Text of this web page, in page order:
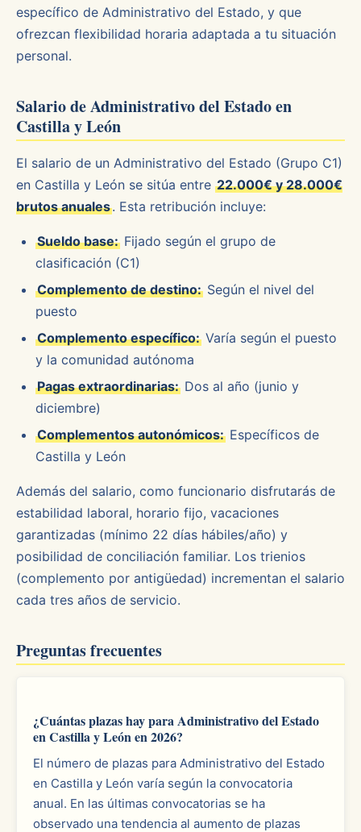
específico de Administrativo del Estado, y que
ofrezcan flexibilidad horaria adaptada a tu situación
personal.
Salario de Administrativo del Estado en
Castilla y León
El salario de un Administrativo del Estado (Grupo C1)
en Castilla y León se sitúa entre 22.000€ y 28.000€
brutos anuales. Esta retribución incluye:
Sueldo base: Fijado según el grupo de
clasificación (C1)
Complemento de destino: Según el nivel del
puesto
Complemento específico: Varía según el puesto
y la comunidad autónoma
Pagas extraordinarias: Dos al año (junio y
diciembre)
Complementos autonómicos: Específicos de
Castilla y León
Además del salario, como funcionario disfrutarás de
estabilidad laboral, horario fijo, vacaciones
garantizadas (mínimo 22 días hábiles/año) y
posibilidad de conciliación familiar. Los trienios
(complemento por antigüedad) incrementan el salario
cada tres años de servicio.
Preguntas frecuentes
¿Cuántas plazas hay para Administrativo del Estado
en Castilla y León en 2026?
El número de plazas para Administrativo del Estado
en Castilla y León varía según la convocatoria
anual. En las últimas convocatorias se ha
observado una tendencia al aumento de plazas